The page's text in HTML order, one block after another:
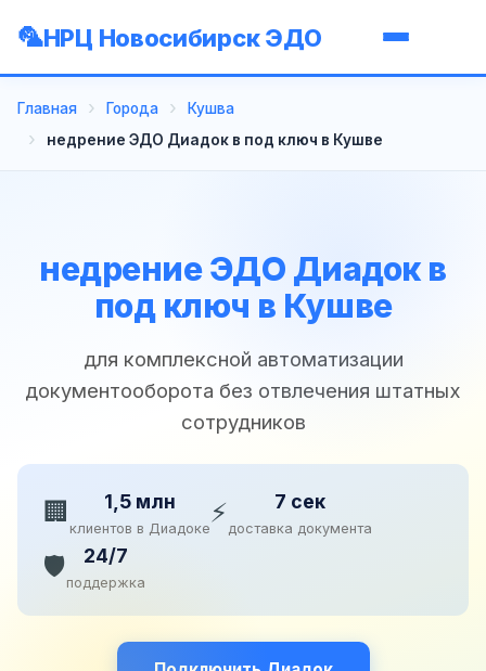
НРЦ Новосибирск ЭДО
Главная Города
Кушва
недрение ЭДО Диадок в под ключ в Кушве
недрение ЭДО Диадок в
под ключ в Кушве
для комплексной автоматизации
документооборота без отвлечения штатных
сотрудников
🏢 1,5 млн
клиентов в Диадоке⚡ 7 сек
доставка документа
🛡️ 24/7
поддержка